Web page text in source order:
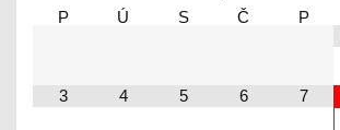
P
Ú S Č P
3 4 5 6 7